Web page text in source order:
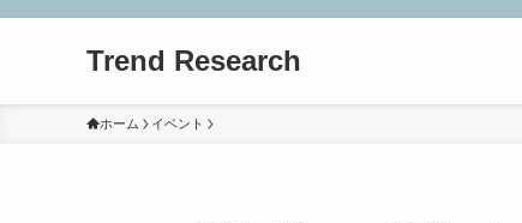
Trend Research
ホーム イベント